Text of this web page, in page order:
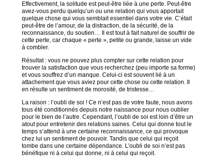
Effectivement, la solitude est peut-être liée à une perte. Peut-être
avez-vous perdu quelqu’un ou une relation qui vous apportait
quelque chose qui vous semblait essentiel dans votre vie. C’était
peut-être de l’amour, de la distraction, de la sécurité, de la
reconnaissance, du soutien… Il est tout à fait naturel de souffrir de
cette perte, car chaque « perte », petite ou grande, laisse un vide
à combler.
Résultat : vous ne pouvez plus compter sur cette relation pour
trouver la satisfaction que vous recherchez (peu importe sa forme)
et vous souffrez d’un manque. Celui-ci est souvent lié à un
attachement que vous aviez pour cette chose ou cette relation. Il
en résulte un sentiment de morosité, de tristesse…
La raison : l’oubli de soi ! Ce n’est pas de votre faute, nous avons
tous été conditionnés depuis notre naissance pour nous oublier
pour le bien de l’autre. Cependant, l’oubli de soi est loin d’être un
atout pour entretenir des relations saines. Celui qui donne tout le
temps s’attend à une certaine reconnaissance, ce qui provoque
chez lui un sentiment de pouvoir. Tandis que celui qui reçoit
tombe dans une certaine dépendance. L’oubli de soi n’est pas
bénéfique ni à celui qui donne, ni à celui qui reçoit.